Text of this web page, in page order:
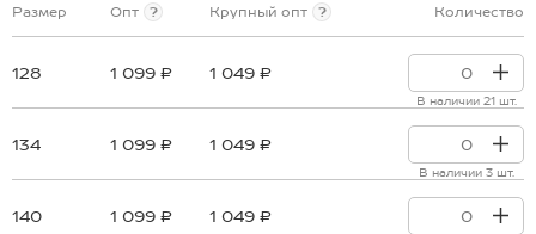
Размер Опт ? Крупный опт ? Количество
128 1 099 ₽ 1 049 ₽
В наличии 21 шт.
134 1 099 ₽ 1 049 ₽
В наличии 3 шт.
140 1 099 ₽ 1 049 ₽